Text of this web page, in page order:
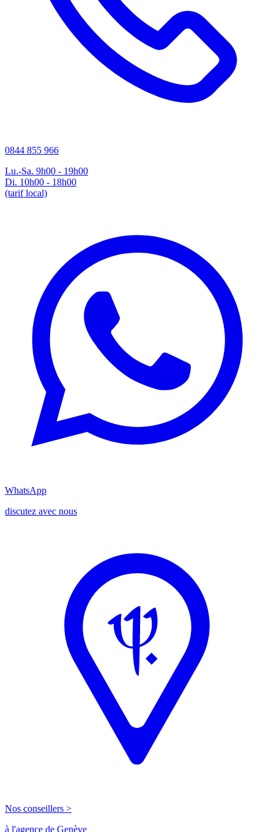
0844 855 966
Lu.-Sa. 9h00 - 19h00
Di. 10h00 - 18h00
(tarif local)
WhatsApp
discutez avec nous
Nos conseillers >
à l'agence de Genève